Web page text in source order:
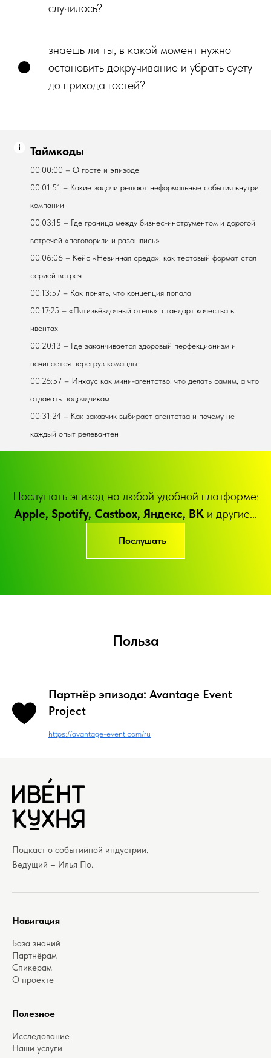
случилось?
знаешь ли ты, в какой момент нужно
остановить докручивание и убрать суету
до прихода гостей?
Таймкоды
00:00:00 – О госте и эпизоде
00:01:51 – Какие задачи решают неформальные события внутри
компании
00:03:15 – Где граница между бизнес-инструментом и дорогой
встречей «поговорили и разошлись»
00:06:06 – Кейс «Невинная среда»: как тестовый формат стал
серией встреч
00:13:57 – Как понять, что концепция попала
00:17:25 – «Пятизвёздочный отель»: стандарт качества в
ивентах
00:20:13 – Где заканчивается здоровый перфекционизм и
начинается перегруз команды
00:26:57 – Инхаус как мини-агентство: что делать самим, а что
отдавать подрядчикам
00:31:24 – Как заказчик выбирает агентства и почему не
каждый опыт релевантен
Послушать эпизод на любой удобной платформе:
Apple, Spotify, Castbox, Яндекс, ВК и другие...
Послушать
Польза
Партнёр эпизода: Avantage Event
Project
https://avantage-event.com/ru
Подкаст о событийной индустрии.
Ведущий – Илья По.
Навигация
База знаний
Партнёрам
Спикерам
О проекте
Полезное
Исследование
Наши услуги